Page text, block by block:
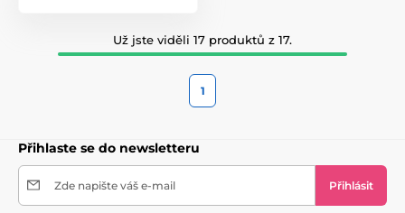
Už jste viděli 17 produktů z 17.
1
Přihlaste se do newsletteru
Zde napište váš e-mail Přihlásit